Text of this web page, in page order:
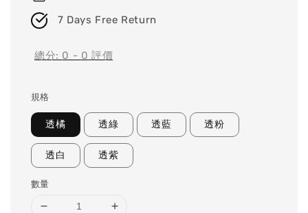
7 Days Free Return
總分: 0 - 0 評價
規格
透橘 透綠 透藍 透粉
透白 透紫
數量